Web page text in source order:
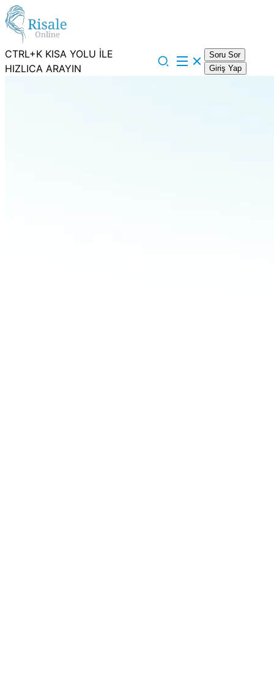
CTRL+K KISA YOLU İLE
HIZLICA ARAYIN
Soru Sor
Giriş Yap